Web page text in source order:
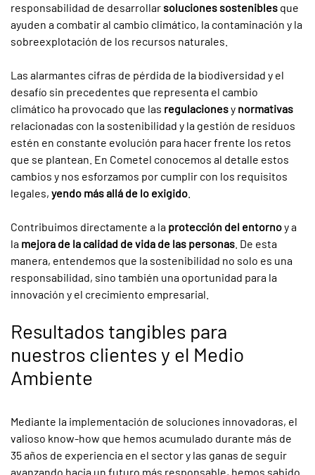
responsabilidad de desarrollar soluciones sostenibles que
ayuden a combatir al cambio climático, la contaminación y la
sobreexplotación de los recursos naturales.
Las alarmantes cifras de pérdida de la biodiversidad y el
desafío sin precedentes que representa el cambio
climático ha provocado que las regulacionesy normativas
relacionadas con la sostenibilidad y la gestión de residuos
estén en constante evolución para hacer frente los retos
que se plantean. En Cometel conocemos al detalle estos
cambios y nos esforzamos por cumplir con los requisitos
legales, yendo más allá de lo exigido
Contribuimos directamente a la protección del entornoy a
la mejora de la calidad de vida de las personas . De esta
manera, entendemos que la sostenibilidad no solo es una
responsabilidad, sino también una oportunidad para la
innovación y el crecimiento empresarial.
Resultados tangibles para
nuestros clientes y el Medio
Ambiente
Mediante la implementación de soluciones innovadoras, el
valioso know-how que hemos acumulado durante más de
35 años de experiencia en el sector y las ganas de seguir
avanzando hacia un futuro más responsable, hemos sabido